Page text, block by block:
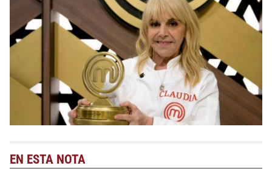
EN ESTA NOTA